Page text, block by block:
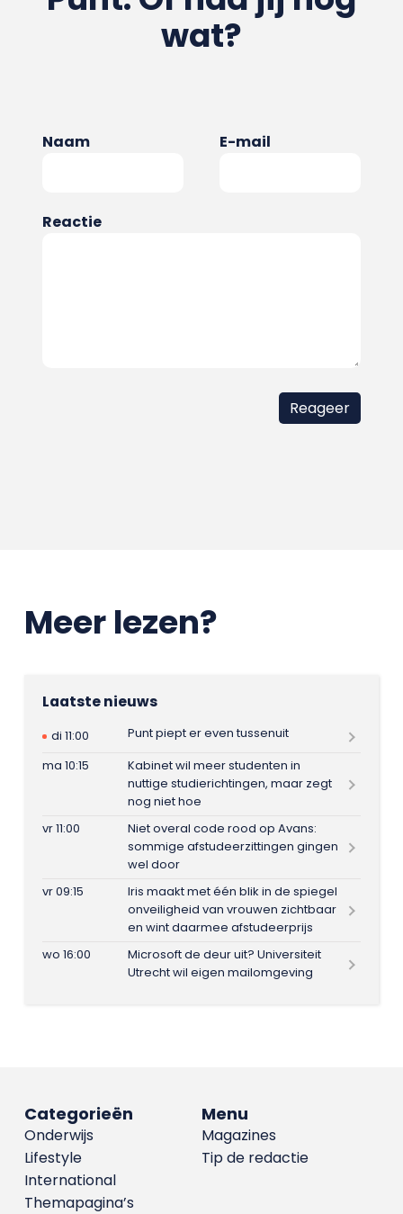
wat?
Naam E-mail
Reactie
Meer lezen?
Laatste nieuws
di 11:00
Punt piept er even tussenuit
ma 10:15
Kabinet wil meer studenten in
nuttige studierichtingen, maar zegt
nog niet hoe
vr 11:00
Niet overal code rood op Avans:
sommige afstudeerzittingen gingen
wel door
vr 09:15
Iris maakt met één blik in de spiegel
onveiligheid van vrouwen zichtbaar
en wint daarmee afstudeerprijs
wo 16:00
Microsoft de deur uit? Universiteit
Utrecht wil eigen mailomgeving
Menu
Magazines
Tip de redactie
Categorieën
Onderwijs
Lifestyle
International
Themapagina’s